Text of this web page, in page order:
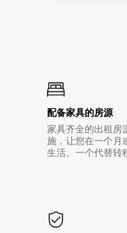
配备家具的房源
家具齐全的出租房
施，让您在一个月
生活。一个代替转